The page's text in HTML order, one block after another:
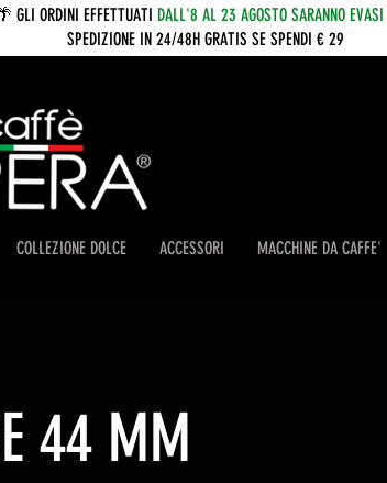
COLLEZIONE DOLCE ACCESSORI MACCHINE DA CAFFE'
GLI ORDINI EFFETTUATI DALL'8 AL 23 AGOSTO SARANNO EVASI
SPEDIZIONE IN 24/48H GRATIS SE SPENDI € 29
44 MM